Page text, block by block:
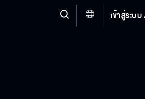
เข้าสู่ระบ